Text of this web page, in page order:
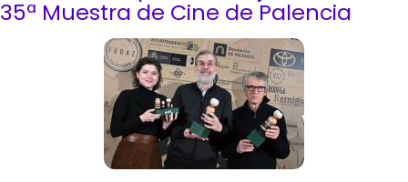
Areas municipales
35ª Muestra de Cine de Palencia